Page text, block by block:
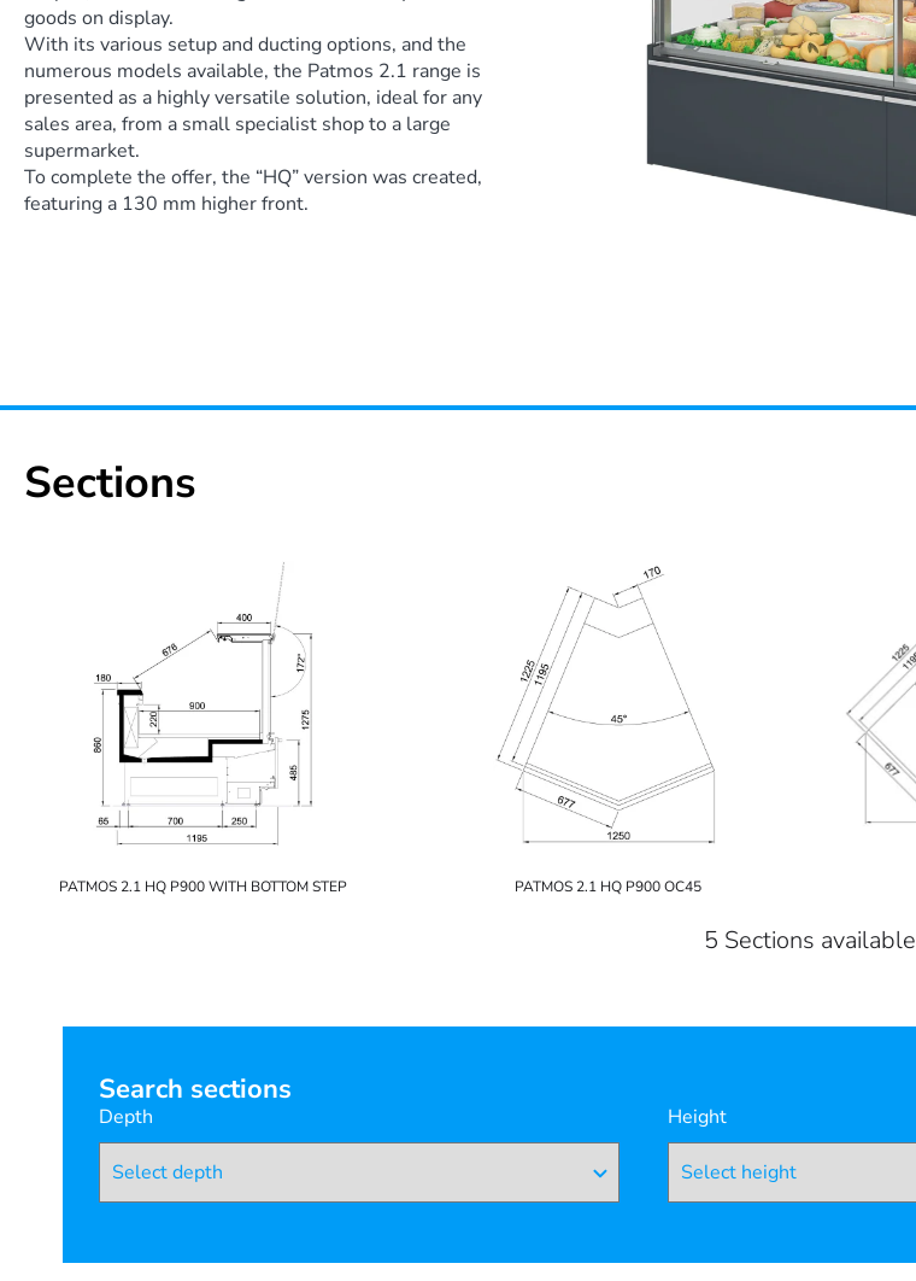
goods on display.
With its various setup and ducting options, and the
numerous models available, the Patmos 2.1 range is
presented as a highly versatile solution, ideal for any
sales area, from a small specialist shop to a large
supermarket.
To complete the offer, the “HQ” version was created,
featuring a 130 mm higher front.
Sections
PATMOS 2.1 HQ P900 WITH BOTTOM STEP PATMOS 2.1 HQ P900 OC45
5 Sections available
Search sections
Depth Height